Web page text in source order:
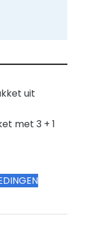
uit
met 3 + 1